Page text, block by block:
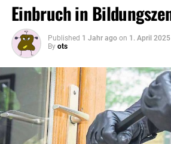
Einbruch in
Published 1 Jahr ago on 1. April 2025
By ots